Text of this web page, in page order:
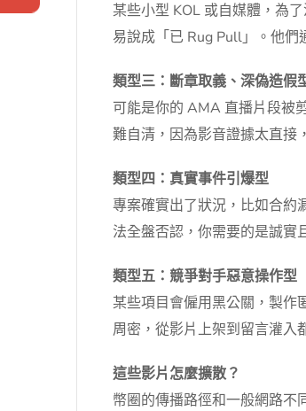
某些小型 KOL 或自媒體，為
易說成「已 Rug Pull」。他
類型三：斷章取義、深偽造假
可能是你的 AMA 直播片段被
難自清，因為影音證據太直接
類型四：真實事件引爆型
專案確實出了狀況，比如合約
法全盤否認，你需要的是誠實
類型五：競爭對手惡意操作型
某些項目會僱用黑公關，製作
周密，從影片上架到留言灌入
這些影片怎麼擴散？
幣圈的傳播路徑和一般網路不